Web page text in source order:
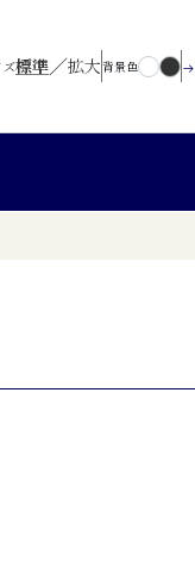
ズ標準／拡大背景色